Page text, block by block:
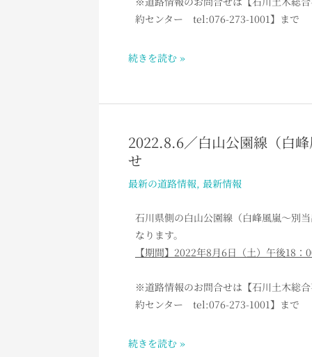
約センター tel:076-273-1001】まで
～
出
止
め
解
の
お
知
せ
続きを読む »
2022.8.6／白山公園線（白
せ
最新の道路情報, 最新情報
石川県側の白山公園線（白峰風嵐～別
なります。
【期間】2022年8月6日（土）午後18：
※道路情報のお問合せは【石川土木総
約センター tel:076-273-1001】まで
2022.8.6
／
山
（白
別
続きを読む »